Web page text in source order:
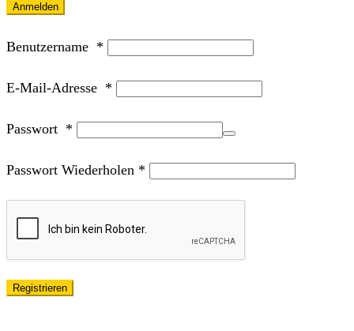
Anmelden
Benutzername *
E-Mail-Adresse *
Passwort *
Passwort Wiederholen *
Registrieren